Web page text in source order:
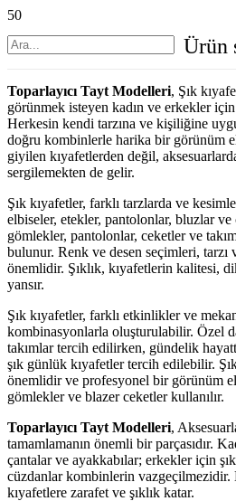
Ürün
Toparlayıcı Tayt Modelleri, Şık
görünmek isteyen kadın ve erkekler
Herkesin kendi tarzına ve kişiliğine
doğru kombinlerle harika bir görünüm
giyilen kıyafetlerden değil,
sergilemekten de gelir.
Şık kıyafetler, farklı tarzlarda ve
elbiseler, etekler, pantolonlar, bluzlar
gömlekler, pantolonlar, ceketler ve
bulunur. Renk ve desen seçimleri, tarzı
önemlidir. Şıklık, kıyafetlerin kalitesi,
yansır.
Şık kıyafetler, farklı etkinlikler ve
kombinasyonlarla oluşturulabilir. Özel
takımlar tercih edilirken, gündelik
şık günlük kıyafetler tercih edilebilir.
önemlidir ve profesyonel bir görünüm
gömlekler ve blazer ceketler kullanılır.
Toparlayıcı Tayt Modelleri,
tamamlamanın önemli bir parçasıdır.
çantalar ve ayakkabılar; erkekler için
cüzdanlar kombinlerin vazgeçilmezidir.
kıyafetlere zarafet ve şıklık katar.